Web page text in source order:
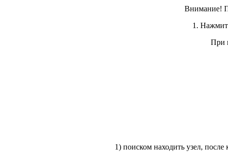
Внимание!
1.
При
1) поиском находить узел,